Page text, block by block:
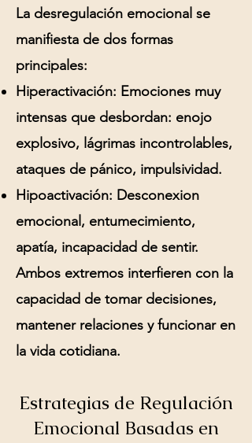
La desregulación emocional se
manifiesta de dos formas
principales:
Hiperactivación: Emociones muy
intensas que desbordan: enojo
explosivo, lágrimas incontrolables,
ataques de pánico, impulsividad.
Hipoactivación: Desconexion
emocional, entumecimiento,
apatía, incapacidad de sentir.
Ambos extremos interfieren con la
capacidad de tomar decisiones,
mantener relaciones y funcionar en
la vida cotidiana.
Estrategias de Regulación
Emocional Basadas en